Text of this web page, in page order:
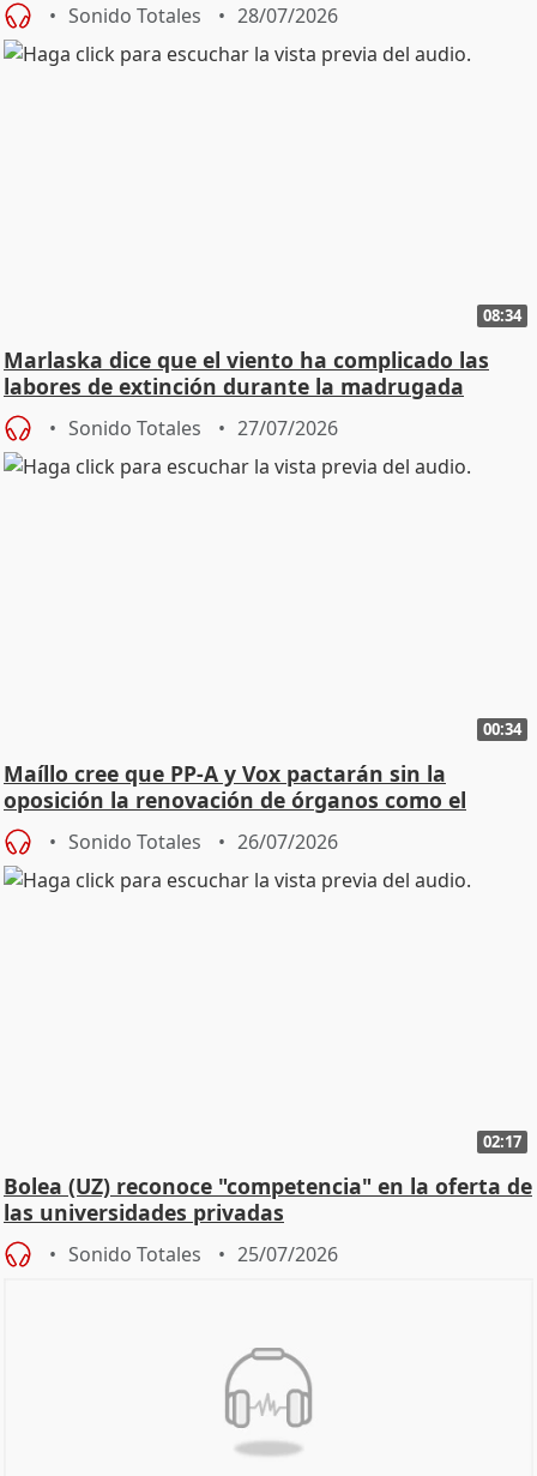
Sonido Totales 28/07/2026
08:34
Marlaska dice que el viento ha complicado las
labores de extinción durante la madrugada
Sonido Totales 27/07/2026
00:34
Maíllo cree que PP-A y Vox pactarán sin la
oposición la renovación de órganos como el
Defensor
Sonido Totales 26/07/2026
02:17
Bolea (UZ) reconoce "competencia" en la oferta de
las universidades privadas
Sonido Totales 25/07/2026